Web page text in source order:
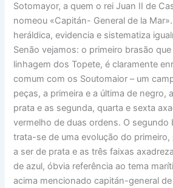
Sotomayor, a quem o rei Juan II de
nomeou «Capitán- General de la
heráldica, evidencia e sistematiza
Senão vejamos: o primeiro brasão
linhagem dos Topete, é claramente
comum com os Soutomaior – um
peças, a primeira e a última de negro,
prata e as segunda, quarta e sexta
vermelho de duas ordens. O segundo
trata-se de uma evolução do
a ser de prata e as três faixas
de azul, óbvia referência ao tema
acima mencionado capitán-general